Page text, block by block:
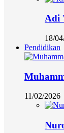
Adi
18/
Pendidikan
11/02/2026